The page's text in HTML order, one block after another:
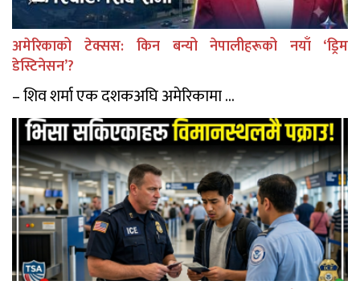
अमेरिकाको टेक्सस: किन बन्यो नेपालीहरूको नयाँ ‘ड्रिम
डेस्टिनेसन’?
– शिव शर्मा एक दशकअघि अमेरिकामा ...